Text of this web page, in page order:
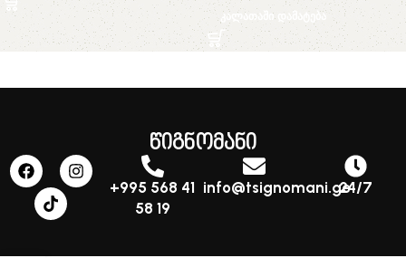
კალათაში დამატება
წიგნომანი
+995 568 41
58 19
info@tsignomani.ge24/7